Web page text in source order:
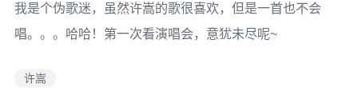
我是个伪歌迷，虽然许嵩的歌很喜欢，但是一首也不会
唱。。。哈哈！第一次看演唱会，意犹未尽呢~
许嵩